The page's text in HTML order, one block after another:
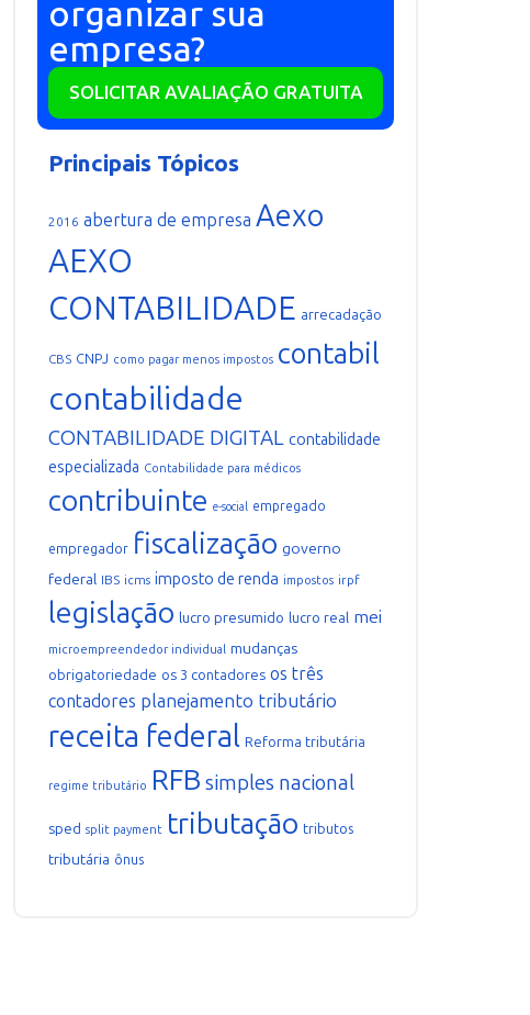
organizar sua
empresa?
SOLICITAR AVALIAÇÃO GRATUITA
Principais Tópicos
2016 abertura de empresa Aexo
AEXO
CONTABILIDADE arrecadação
CBS CNPJ como pagar menos impostos contabil
contabilidade
CONTABILIDADE DIGITAL contabilidade
especializada Contabilidade para médicos
contribuinte e-social empregado
empregador fiscalização governo
federal IBS icms imposto de renda impostos irpf
legislação lucro presumido lucro real mei
microempreendedor individual mudanças
obrigatoriedade os 3 contadores os três
contadores planejamento tributário
receita federal Reforma tributária
regime tributário RFB simples nacional
sped split payment tributação tributos
tributária ônus